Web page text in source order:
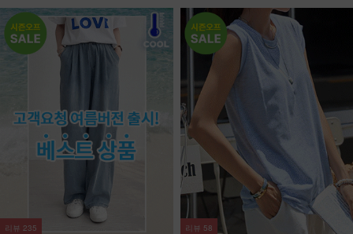
리뷰 235 리뷰 58